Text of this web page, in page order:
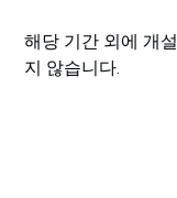
해당 기간 외에 개
지 않습니다.